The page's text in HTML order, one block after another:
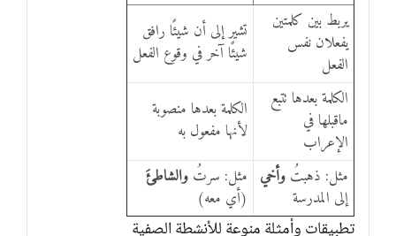
يربط بين كلمتين
يفعلان نفس
الفعل
تشير إلى أن شيئًا رافق
شيئًا آخر في وقوع الفعل
الكلمة بعدها تتبع
ماقبلها في
الإعراب
الكلمة بعدها منصوبة
لأنها مفعول به
مثل: ذهبتُ وأخي
إلى المدرسة
مثل: سرتُ والشاطئَ
(أي معه)
تطبيقات وأمثلة منوعة للأنشطة الصفية